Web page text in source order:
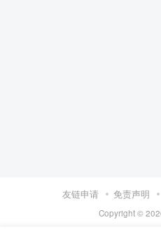
友链申请 免责声明
Copyright ©